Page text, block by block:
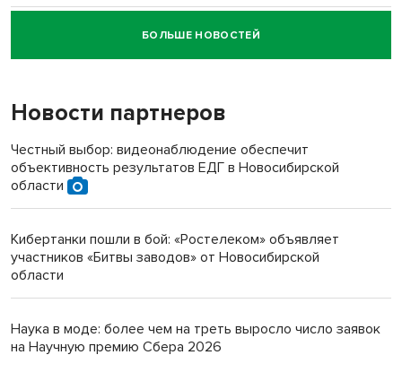
Новосибирский суд наказал водителя за смерть
пенсионерки на вокзале
БОЛЬШЕ НОВОСТЕЙ
Новости партнеров
Честный выбор: видеонаблюдение обеспечит
объективность результатов ЕДГ в Новосибирской
области
Кибертанки пошли в бой: «Ростелеком» объявляет
участников «Битвы заводов» от Новосибирской
области
Наука в моде: более чем на треть выросло число заявок
на Научную премию Сбера 2026